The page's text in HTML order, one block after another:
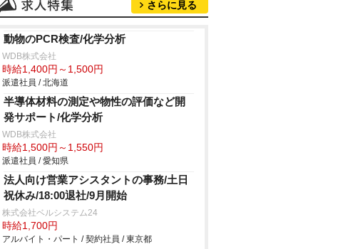
さらに見る
動物のPCR検査/化学分析
WDB株式会社
時給1,400円～1,500円
派遣社員 / 北海道
半導体材料の測定や物性の評価など開
発サポート/化学分析
WDB株式会社
時給1,500円～1,550円
派遣社員 / 愛知県
法人向け営業アシスタントの事務/土日
祝休み/18:00退社/9月開始
株式会社ベルシステム24
時給1,700円
アルバイト・パート / 契約社員 / 東京都